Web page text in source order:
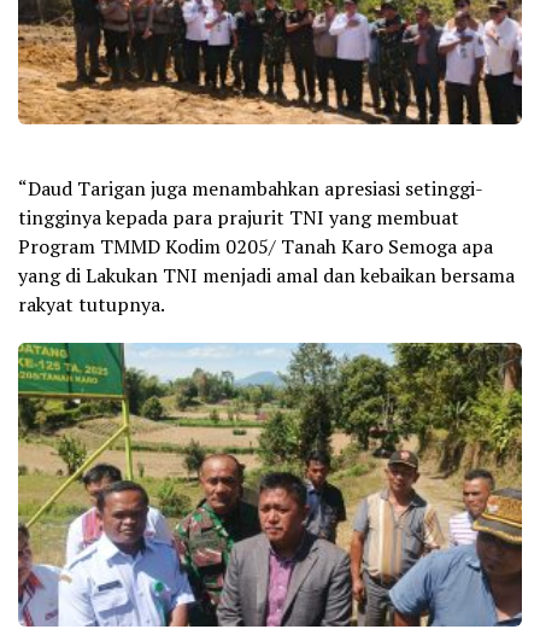
“Daud Tarigan juga menambahkan apresiasi setinggi-
tingginya kepada para prajurit TNI yang membuat
Program TMMD Kodim 0205/ Tanah Karo Semoga apa
yang di Lakukan TNI menjadi amal dan kebaikan bersama
rakyat tutupnya.